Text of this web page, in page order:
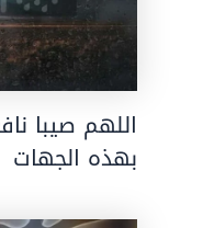
اللهم صيبا
بهذه الجهات